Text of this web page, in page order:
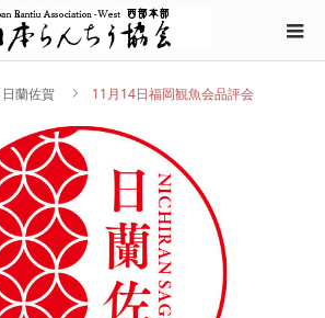
日蘭佐賀 11月14日福岡観魚会品評会